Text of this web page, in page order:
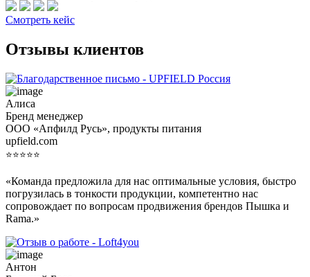
Смотреть кейс
Отзывы клиентов
Алиса
Бренд менеджер
ООО «Апфилд Русь», продукты питания
upfield.com
⭐⭐⭐⭐⭐
«Команда предложила для нас оптимальные условия, быстро
погрузилась в тонкости продукции, компетентно нас
сопровождает по вопросам продвижения брендов Пышка и
Rama.»
Антон